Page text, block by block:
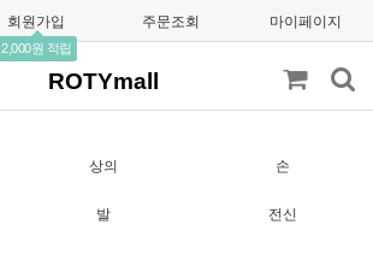
회원가입
2,000원 적립
주문조회 마이페이지
ROTYmall
상의 손
발 전신